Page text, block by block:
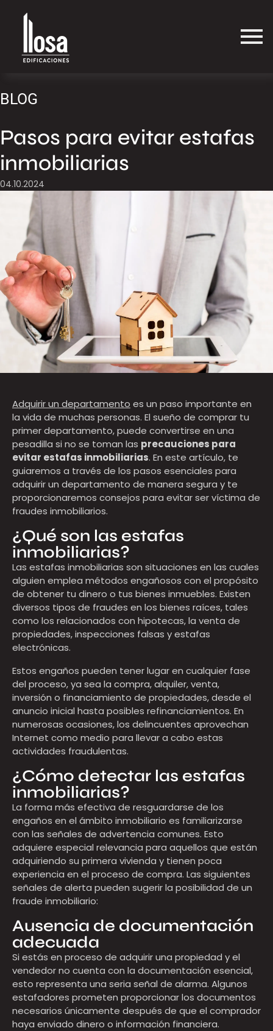
BLOG
Pasos para evitar estafas
inmobiliarias
04.10.2024
Adquirir un departamento es un paso importante en
la vida de muchas personas. El sueño de comprar tu
primer departamento, puede convertirse en una
pesadilla si no se toman las precauciones para
evitar estafas inmobiliarias. En este artículo, te
guiaremos a través de los pasos esenciales para
adquirir un departamento de manera segura y te
proporcionaremos consejos para evitar ser víctima de
fraudes inmobiliarios.
¿Qué son las estafas
inmobiliarias?
Las estafas inmobiliarias son situaciones en las cuales
alguien emplea métodos engañosos con el propósito
de obtener tu dinero o tus bienes inmuebles. Existen
diversos tipos de fraudes en los bienes raíces, tales
como los relacionados con hipotecas, la venta de
propiedades, inspecciones falsas y estafas
electrónicas.
Estos engaños pueden tener lugar en cualquier fase
del proceso, ya sea la compra, alquiler, venta,
inversión o financiamiento de propiedades, desde el
anuncio inicial hasta posibles refinanciamientos. En
numerosas ocasiones, los delincuentes aprovechan
Internet como medio para llevar a cabo estas
actividades fraudulentas.
¿Cómo detectar las estafas
inmobiliarias?
La forma más efectiva de resguardarse de los
engaños en el ámbito inmobiliario es familiarizarse
con las señales de advertencia comunes. Esto
adquiere especial relevancia para aquellos que están
adquiriendo su primera vivienda y tienen poca
experiencia en el proceso de compra. Las siguientes
señales de alerta pueden sugerir la posibilidad de un
fraude inmobiliario:
Ausencia de documentación
adecuada
Si estás en proceso de adquirir una propiedad y el
vendedor no cuenta con la documentación esencial,
esto representa una seria señal de alarma. Algunos
estafadores prometen proporcionar los documentos
necesarios únicamente después de que el comprador
haya enviado dinero o información financiera.